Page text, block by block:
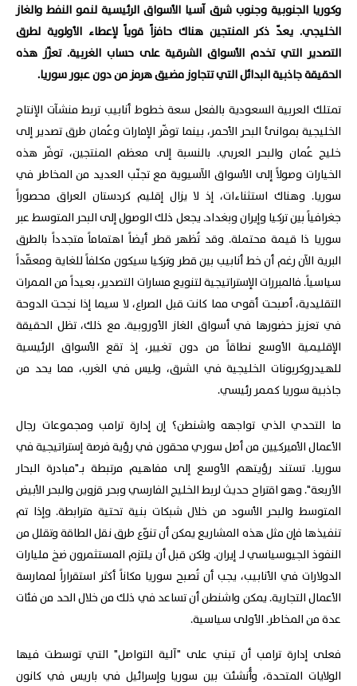
وكوريا الجنوبية وجنوب شرق آسيا الأسواق الرئيسية لنمو النفط والغاز
الخليجي. يعدّ ذكر المنتجين هناك حافزاً قوياً لإعطاء الأولوية لطرق
التصدير التي تخدم الأسواق الشرقية على حساب الغربية. تعزّز هذه
الحقيقة جاذبية البدائل التي تتجاوز مضيق هرمز من دون عبور سوريا.
تمتلك العربية السعودية بالفعل سعة خطوط أنابيب تربط منشآت الإنتاج
الخليجية بموانئ البحر الأحمر، بينما توفّر الإمارات وعُمان طرق تصدير إلى
خليج عُمان والبحر العربي. بالنسبة إلى معظم المنتجين، توفّر هذه
الخيارات وصولاً إلى الأسواق الآسيوية مع تجنّب العديد من المخاطر في
سوريا. وهناك استثناءات، إذ لا يزال إقليم كردستان العراق محصوراً
جغرافياً بين تركيا وإيران وبغداد. يجعل ذلك الوصول إلى البحر المتوسط عبر
سوريا ذا قيمة محتملة. وقد تُظهر قطر أيضاً اهتماماً متجدداً بالطرق
البرية الآن رغم أن خط أنابيب بين قطر وتركيا سيكون مكلفاً للغاية ومعقّداً
سياسياً. فالمبررات الإستراتيجية لتنويع مسارات التصدير، بعيداً من الممرات
التقليدية، أصبحت أقوى مما كانت قبل الصراع، لا سيما إذا نجحت الدوحة
في تعزيز حضورها في أسواق الغاز الأوروبية. مع ذلك، تظل الحقيقة
الإقليمية الأوسع نطاقاً من دون تغيير، إذ تقع الأسواق الرئيسية
للهيدروكربونات الخليجية في الشرق، وليس في الغرب، مما يحد من
جاذبية سوريا كممر رئيسي.
ما التحدي الذي تواجهه واشنطن؟ إن إدارة ترامب ومجموعات رجال
الأعمال الأميركيين من أصل سوري محقون في رؤية فرصة إستراتيجية في
سوريا. تستند رؤيتهم الأوسع إلى مفاهيم مرتبطة بـ"مبادرة البحار
الأربعة". وهو اقتراح حديث لربط الخليج الفارسي وبحر قزوين والبحر الأبيض
المتوسط والبحر الأسود من خلال شبكات بنية تحتية مترابطة. وإذا تم
تنفيذها فإن مثل هذه المشاريع يمكن أن تنوّع طرق نقل الطاقة وتقلل من
النفوذ الجيوسياسي لـ إيران. ولكن قبل أن يلتزم المستثمرون ضخ مليارات
الدولارات في الأنابيب، يجب أن تُصبح سوريا مكاناً أكثر استقراراً لممارسة
الأعمال التجارية. يمكن واشنطن أن تساعد في ذلك من خلال الحد من فئات
عدة من المخاطر. الأولى سياسية.
فعلى إدارة ترامب أن تبني على "آلية التواصل" التي توسطت فيها
الولايات المتحدة، وأُنشئت بين سوريا وإسرائيل في باريس في كانون